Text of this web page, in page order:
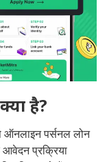
है?
ऑनलाइन पर्सनल लोन
प्रक्रिया